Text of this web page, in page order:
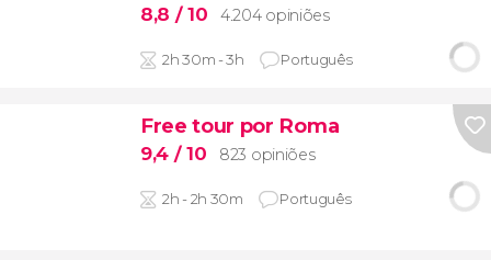
8,8 / 10 4.204 opiniões
2h 30m - 3h Português
Free tour por Roma
9,4 / 10 823 opiniões
2h - 2h 30m Português